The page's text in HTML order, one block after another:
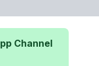
Channel